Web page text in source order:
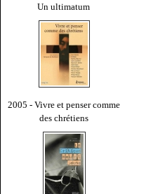
Un ultimatum
2005 - Vivre et penser comme
des chrétiens